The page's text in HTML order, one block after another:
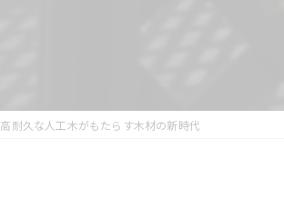
高耐久な人工木がもたらす木材の新時代